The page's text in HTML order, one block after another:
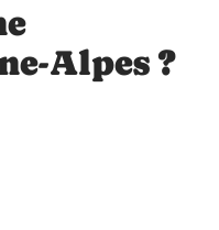
Alpes ?